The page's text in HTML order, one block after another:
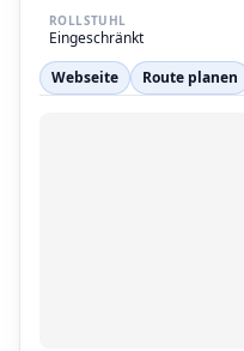
ROLLSTUHL
Eingeschränkt
Webseite
Route planen